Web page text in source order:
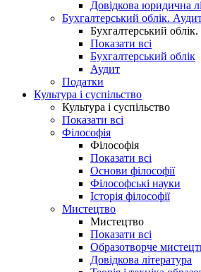
Довідкова юридична
Бухгалтерський облік.
Бухгалтерський
Показати всі
Бухгалтерський облік
Аудит
Податки
Культура і суспільство
Культура і суспільство
Показати всі
Філософія
Філософія
Показати всі
Основи філософії
Філософські науки
Історія філософії
Мистецтво
Мистецтво
Показати всі
Образотворче
Довідкова література